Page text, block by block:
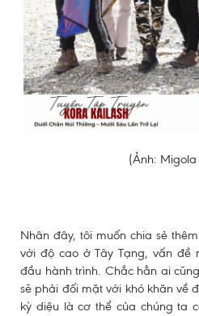
(Ảnh: Migola
Nhân đây, tôi muốn chia sẻ
với độ cao ở Tây Tạng, vấn đề
đầu hành trình. Chắc hẳn ai
sẽ phải đối mặt với khó khăn về
kỳ diệu là cơ thể của chúng ta